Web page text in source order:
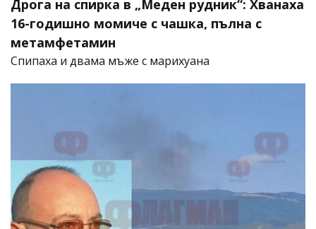
Дрога на спирка в „Меден рудник“: Хванаха
16-годишно момиче с чашка, пълна с
метамфетамин
Спипаха и двама мъже с марихуана